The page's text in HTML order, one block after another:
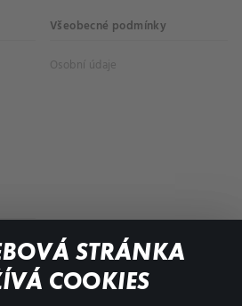
STRÁNKA
COOKIES
Všeobecné podmínky
Osobní údaje